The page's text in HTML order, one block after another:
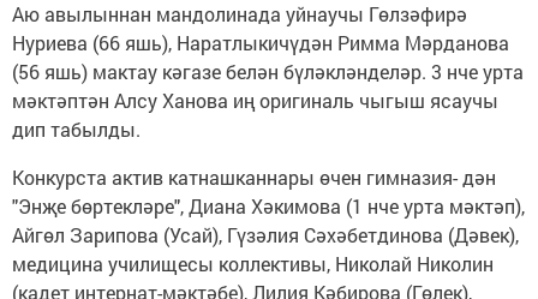
Аю авылыннан мандолинада уйнаучы Гөлзәфирә
Нуриева (66 яшь), Наратлыкичүдән Римма Мәрданова
(56 яшь) мактау кәгазе белән бүләкләнделәр. 3 нче урта
мәктәптән Алсу Ха­нова иң оригиналь чыгыш ясаучы
дип табылды.
Конкурста актив катнаш­каннары өчен гимназия- дән
"Энҗе бөртекләре", Диана Хәкимова (1 нче урта мәктәп),
Айгөл За­рипова (Усай), Гүзәлия Сәхәбетдинова (Дәвек),
медицина училищесы коллективы, Николай Ни­колин
(кадет интернат-мәктәбе), Лилия Кәбирова (Гөлек),